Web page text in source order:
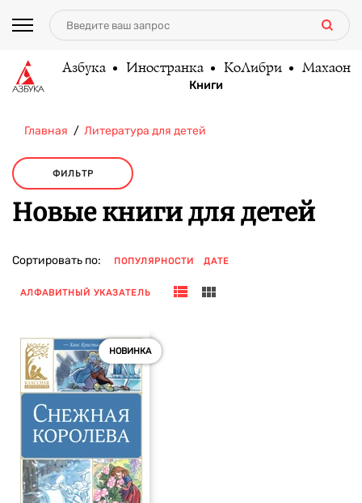
Азбука Иностранка КоЛибри Махаон
Книги
Главная Литература для детей
ФИЛЬТР
Новые книги для детей
Сортировать по: ПОПУЛЯРНОСТИ ДАТЕ
АЛФАВИТНЫЙ УКАЗАТЕЛЬ
НОВИНКА